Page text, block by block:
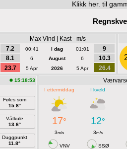
Klikk her. til
Max Vind | Kast - m/s
7.2
00:41 I dag 01:01
9
8.1
6 August 6
10.3
23.7
5 Apr 2026 5 Apr 26.4
15:18:53
Føles som
15.8°
Våtkule
13.6°
Duggpunkt
11.8°
I ettermiddag
I kveld
17° 12°
3m/s 3m/s
VNV SSØ